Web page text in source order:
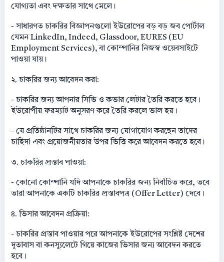
যোগ্যতা এবং দক্ষতার সাথে মেলে।
- সাধারণত চাকরির বিজ্ঞাপনগুলো ইউরোপের বড় বড় জব পোর্টাল
যেমন LinkedIn, Indeed, Glassdoor, EURES (EU
Employment Services), বা কোম্পানির নিজস্ব ওয়েবসাইটে
পাওয়া যায়।
২. চাকরির জন্য আবেদন করা:
- চাকরির জন্য আপনার সিভি ও কভার লেটার তৈরি করতে হবে।
ইউরোপীয় ফরম্যাট অনুসরণ করে তৈরি করলে ভাল হয়।
- যে প্রতিষ্ঠানটির সাথে চাকরির জন্য যোগাযোগ করছেন তাদের
চাহিদা এবং প্রয়োজনীয়তার উপর ভিত্তি করে আবেদন করতে হবে।
৩. চাকরির প্রস্তাব পাওয়া:
- কোনো কোম্পানি যদি আপনাকে চাকরির জন্য নির্বাচিত করে, তবে
তারা আপনাকে একটি চাকরির প্রস্তাবপত্র (Offer Letter) দেবে।
৪. ভিসার আবেদন প্রক্রিয়া:
- চাকরির প্রস্তাব পাওয়ার পরে আপনাকে ইউরোপের সংশ্লিষ্ট দেশের
দূতাবাস বা কনস্যুলেটে গিয়ে কাজের ভিসার জন্য আবেদন করতে
হবে।